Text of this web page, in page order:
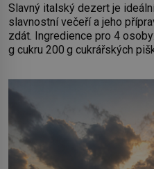
Slavný italský dezert je
slavnostní večeří a jeho
zdát. Ingredience pro 4 osoby: 250 g mascarpone 3 vejce 80
g cukru 200 g cukrářských piškotů 250 ml silné kávy 2 lžíce
bílků. Žloutky vyšlehejte s
do nich vmíchejte